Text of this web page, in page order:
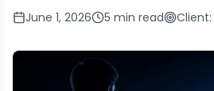
June 1, 2026 5 min read Client: